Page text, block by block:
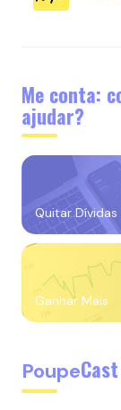
Me conta:
ajudar?
Quitar Dívidas
Ganhar Mais
PoupeCast